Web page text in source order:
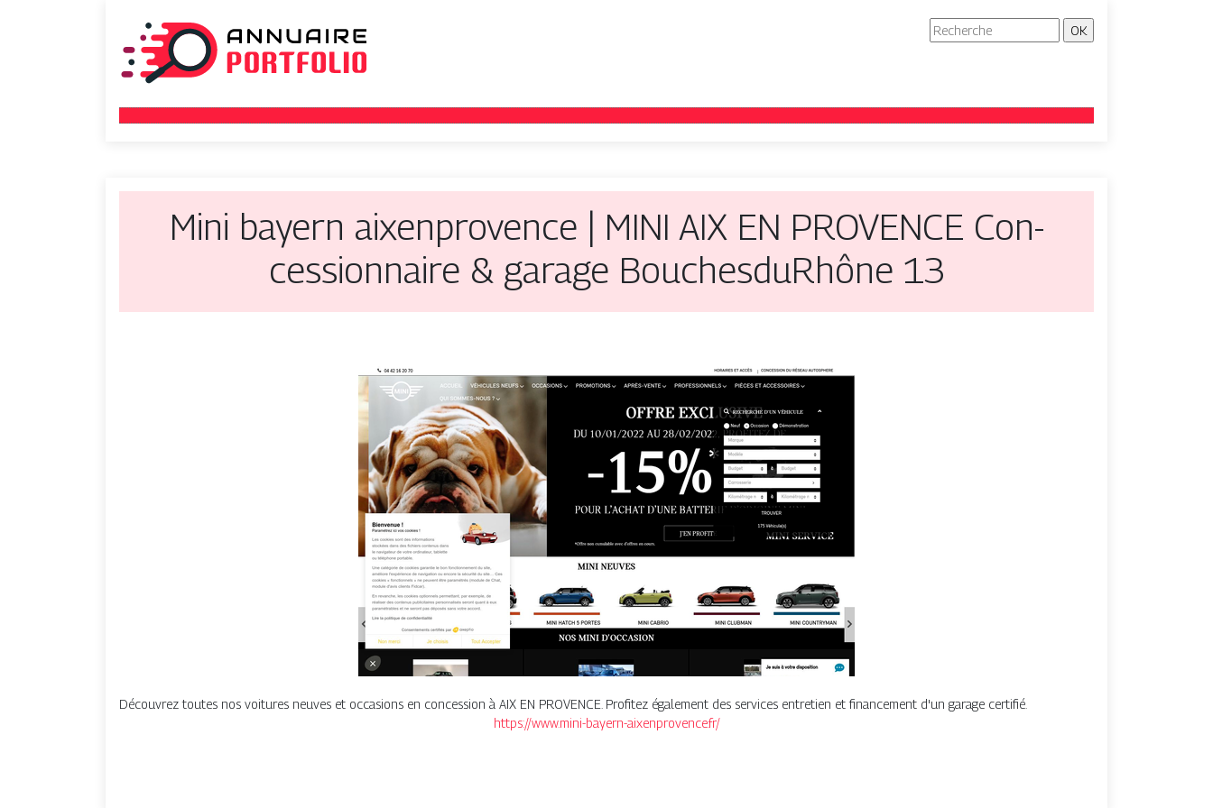
Mini bayern aixenpro­ven­ce | MINI AIX EN PROVENCE Con­
cession­nai­re & garage BouchesduRhône 13
Découvrez toutes nos voitures neuves et occasions en concession à AIX EN PROVENCE. Profitez également des services entretien et financement d'un garage certifié.
https://www.mini-bayern-aixenprovence.fr/